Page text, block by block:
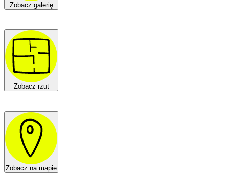
Zobacz galerię
Zobacz rzut
Zobacz na mapie